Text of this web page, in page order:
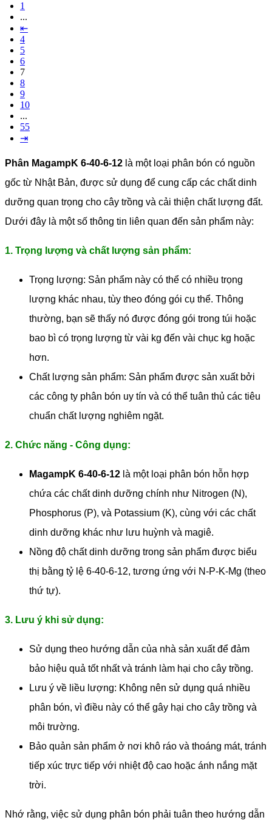
1
...
⇤
4
5
6
7
8
9
10
...
55
⇥
Phân MagampK 6-40-6-12 là một loại phân bón có nguồn
gốc từ Nhật Bản, được sử dụng để cung cấp các chất dinh
dưỡng quan trọng cho cây trồng và cải thiện chất lượng đất.
Dưới đây là một số thông tin liên quan đến sản phẩm này:
1. Trọng lượng và chất lượng sản phẩm:
Trọng lượng: Sản phẩm này có thể có nhiều trọng
lượng khác nhau, tùy theo đóng gói cụ thể. Thông
thường, bạn sẽ thấy nó được đóng gói trong túi hoặc
bao bì có trọng lượng từ vài kg đến vài chục kg hoặc
hơn.
Chất lượng sản phẩm: Sản phẩm được sản xuất bởi
các công ty phân bón uy tín và có thể tuân thủ các tiêu
chuẩn chất lượng nghiêm ngặt.
2. Chức năng - Công dụng:
MagampK 6-40-6-12 là một loại phân bón hỗn hợp
chứa các chất dinh dưỡng chính như Nitrogen (N),
Phosphorus (P), và Potassium (K), cùng với các chất
dinh dưỡng khác như lưu huỳnh và magiê.
Nồng độ chất dinh dưỡng trong sản phẩm được biểu
thị bằng tỷ lệ 6-40-6-12, tương ứng với N-P-K-Mg (theo
thứ tự).
3. Lưu ý khi sử dụng:
Sử dụng theo hướng dẫn của nhà sản xuất để đảm
bảo hiệu quả tốt nhất và tránh làm hại cho cây trồng.
Lưu ý về liều lượng: Không nên sử dụng quá nhiều
phân bón, vì điều này có thể gây hại cho cây trồng và
môi trường.
Bảo quản sản phẩm ở nơi khô ráo và thoáng mát, tránh
tiếp xúc trực tiếp với nhiệt độ cao hoặc ánh nắng mặt
trời.
Nhớ rằng, việc sử dụng phân bón phải tuân theo hướng dẫn